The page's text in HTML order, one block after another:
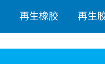
再生橡胶 再生